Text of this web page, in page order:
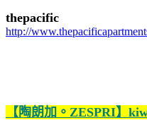
thepacific
http://
【陶朗加。ZESPRI】